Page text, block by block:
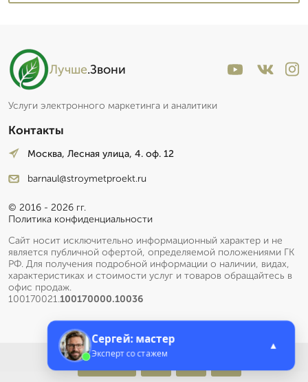
Лучше.Звони
Услуги электронного маркетинга и аналитики
Контакты
Москва, Лесная улица, 4. оф. 12
barnaul@stroymetproekt.ru
© 2016 - 2026 гг.
Политика конфиденциальности
Сайт носит исключительно информационный характер и не
является публичной офертой, определяемой положениями ГК
РФ. Для получения подробной информации о наличии, видах,
характеристиках и стоимости услуг и товаров обращайтесь в
офис продаж.
100170021.100170000.10036
Сергей: мастер
Эксперт со стажем
▲